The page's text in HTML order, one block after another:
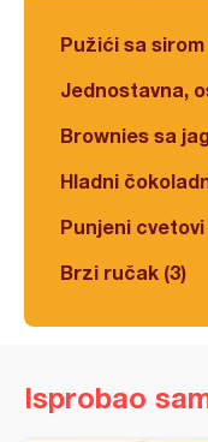
Pužići sa sirom
Jednostavna,
Brownies sa
Hladni
Punjeni
Brzi ručak (3)
Isprobao